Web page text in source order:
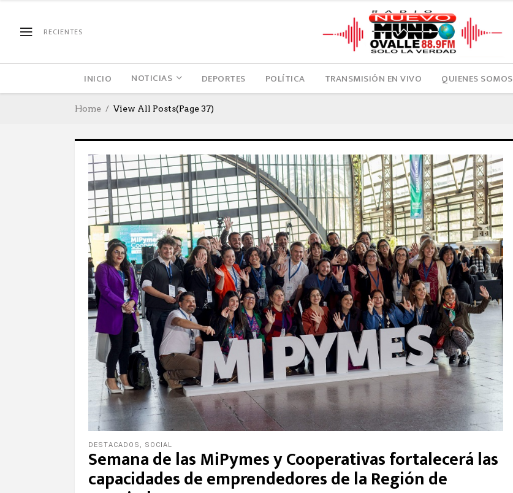
RECIENTES
INICIO NOTICIAS DEPORTES POLÍTICA TRANSMISIÓN EN VIVO QUIENES SOMOS
Home View All Posts(Page 37)
DESTACADOS , SOCIAL
Semana de las MiPymes y Cooperativas fortalecerá las
capacidades de emprendedores de la Región de